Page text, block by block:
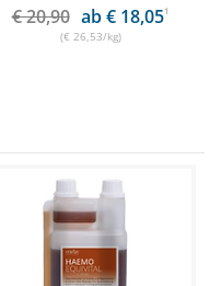
€ 20,90 ab € 18,051
(€ 26,53/kg)